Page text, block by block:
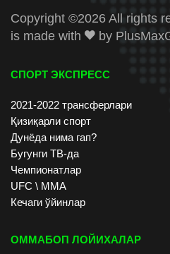
Copyright ©2026 All rights
is made with
by
СПОРТ ЭКСПРЕСС
2021-2022 трансферлари
Қизиқарли спорт
Дунёда нима гап?
Бугунги ТВ-да
Чемпионатлар
UFC \ ММА
Кечаги ўйинлар
ОММАБОП ЛОЙИХАЛАР